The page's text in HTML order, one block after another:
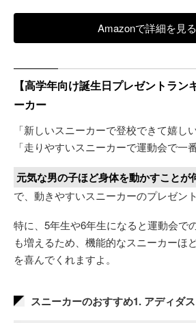
Amazonで詳細を見る
【高学年向け誕生日プレゼントラン
ーカー
「新しいスニーカーで登校できて嬉しい
「走りやすいスニーカーで運動会で一
元気な男の子ほど身体を動かすことが
で、動きやすいスニーカーのプレゼン
特に、5年生や6年生になると運動会で
も増えるため、機能的なスニーカーほ
を喜んでくれますよ。
スニーカーのおすすめ1. アディダ